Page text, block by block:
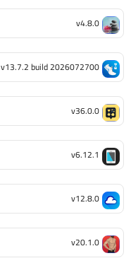
v4.8.0
v13.7.2 build 2026072700
v36.0.0
v6.12.1
v12.8.0
v20.1.0